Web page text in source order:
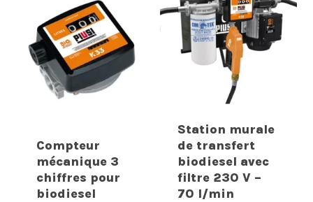
Compteur
mécanique 3
chiffres pour
biodiesel
Station murale
de transfert
biodiesel avec
filtre 230 V –
70 l/min